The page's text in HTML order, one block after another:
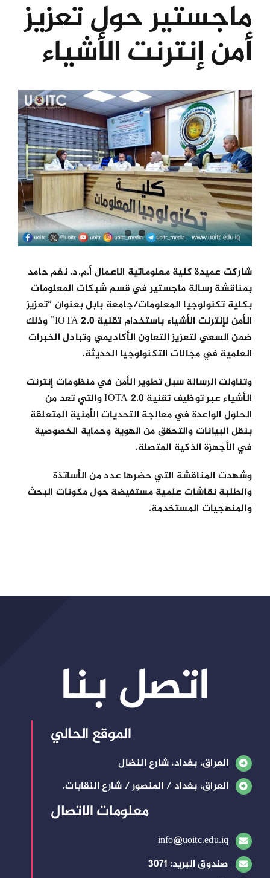
الكليات
الخدمات
اتصل بنا
ماجستير حول تعزيز
أمن إنترنت الأشياء
View
Larger
Image
شاركت عميدة كلية معلوماتية الاعمال أ.م.د. نغم حامد
بمناقشة رسالة ماجستير في قسم شبكات المعلومات
بكلية تكنولوجيا المعلومات/جامعة بابل بعنوان “تعزيز
الأمن لإنترنت الأشياء باستخدام تقنية IOTA 2.0” وذلك
ضمن السعي لتعزيز التعاون الأكاديمي وتبادل الخبرات
العلمية في مجالات التكنولوجيا الحديثة.
وتناولت الرسالة سبل تطوير الأمن في منظومات إنترنت
الأشياء عبر توظيف تقنية IOTA 2.0 والتي تعد من
الحلول الواعدة في معالجة التحديات الأمنية المتعلقة
بنقل البيانات والتحقق من الهوية وحماية الخصوصية
في الأجهزة الذكية المتصلة.
وشهدت المناقشة التي حضرها عدد من الأساتذة
والطلبة نقاشات علمية مستفيضة حول مكونات البحث
والمنهجيات المستخدمة.
اتصل بنا
الموقع الحالي
العراق، بغداد، شارع النضال
العراق، بغداد / المنصور / شارع النقابات.
معلومات الاتصال
info@uoitc.edu.iq
صندوق البريد: 3071